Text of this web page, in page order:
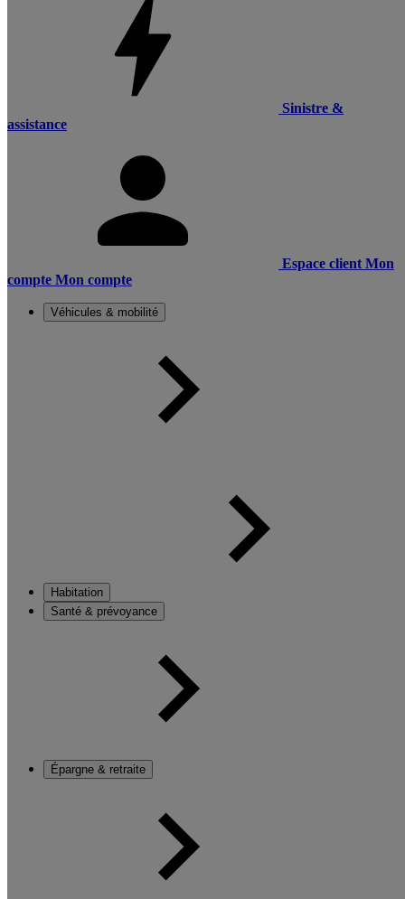
Sinistre &
assistance
Espace client Mon
compte Mon compte
Véhicules & mobilité
Habitation
Santé & prévoyance
Épargne & retraite